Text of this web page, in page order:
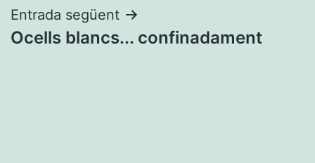
Entrada següent
Ocells blancs... confinadament